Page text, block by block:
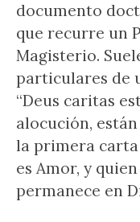
documento
que recurre un
Magisterio.
particulares de
“Deus caritas
alocución,
la primera carta
es Amor, y
permanece en